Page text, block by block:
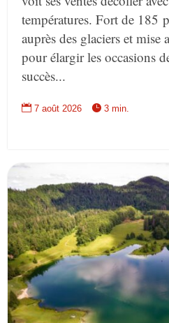
températures. Fort de 185
auprès des glaciers et mise
pour élargir les occasions
succès...
 7 août 2026  3 min.